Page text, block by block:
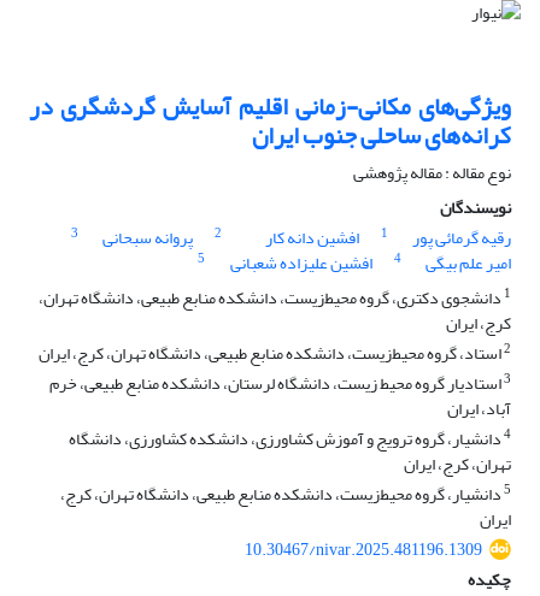
ویژگی‌های مکانی-زمانی اقلیم آسایش گردشگری در
کرانه‌های ساحلی جنوب ایران
نوع مقاله : مقاله پژوهشی
نویسندگان
رقیه گرمائی پور
1 افشین دانه کار 2 پروانه سبحانی 3
امیر علم بیگی 4 افشین علیزاده شعبانی
5
1 دانشجوی دکتری، گروه محیط‌زیست، دانشکده منابع طبیعی، دانشگاه تهران،
کرج، ایران
2استاد، گروه محیط‌زیست، دانشکده منابع طبیعی، دانشگاه تهران، کرج، ایران
3استادیار گروه محیط زیست، دانشگاه لرستان، دانشکده منابع طبیعی، خرم
آباد، ایران
4دانشیار، گروه ترویج و آموزش کشاورزی، دانشکده کشاورزی، دانشگاه
تهران، کرج، ایران
5دانشیار، گروه محیط‌زیست، دانشکده منابع طبیعی، دانشگاه تهران، کرج،
ایران
10.30467/nivar.2025.481196.1309
چکیده